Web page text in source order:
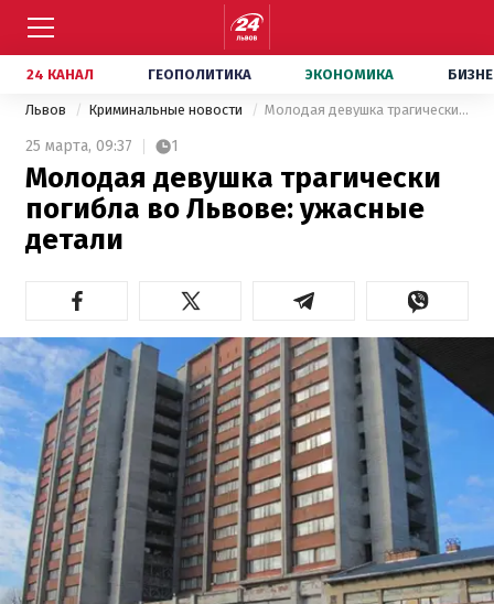
24 КАНАЛ ГЕОПОЛИТИКА ЭКОНОМИКА
Львов Криминальные новости Молодая девушка трагически погибла во Львове: ужасные детали
25 марта, 09:37 1
Молодая девушка трагически
погибла во Львове: ужасные
детали